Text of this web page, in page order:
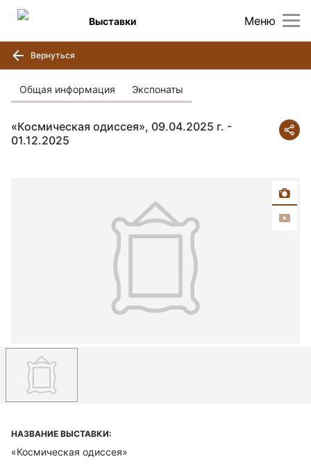
Меню
Выставки
Вернуться
Общая информация Экспонаты
«Космическая одиссея», 09.04.2025 г. -
01.12.2025
НАЗВАНИЕ ВЫСТАВКИ:
«Космическая одиссея»